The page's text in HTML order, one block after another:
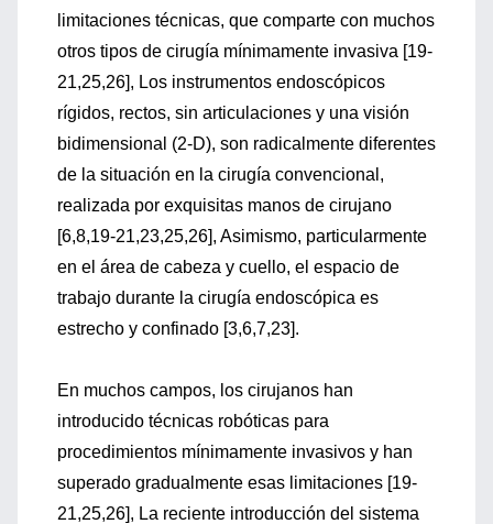
limitaciones técnicas, que comparte con muchos
otros tipos de cirugía mínimamente invasiva [19-
21,25,26], Los instrumentos endoscópicos
rígidos, rectos, sin articulaciones y una visión
bidimensional (2-D), son radicalmente diferentes
de la situación en la cirugía convencional,
realizada por exquisitas manos de cirujano
[6,8,19-21,23,25,26], Asimismo, particularmente
en el área de cabeza y cuello, el espacio de
trabajo durante la cirugía endoscópica es
estrecho y confinado [3,6,7,23].
En muchos campos, los cirujanos han
introducido técnicas robóticas para
procedimientos mínimamente invasivos y han
superado gradualmente esas limitaciones [19-
21,25,26], La reciente introducción del sistema